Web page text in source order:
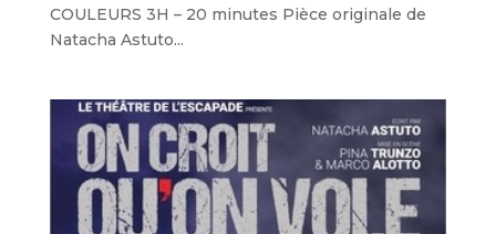
COULEURS 3H – 20 minutes Pièce originale de
Natacha Astuto...